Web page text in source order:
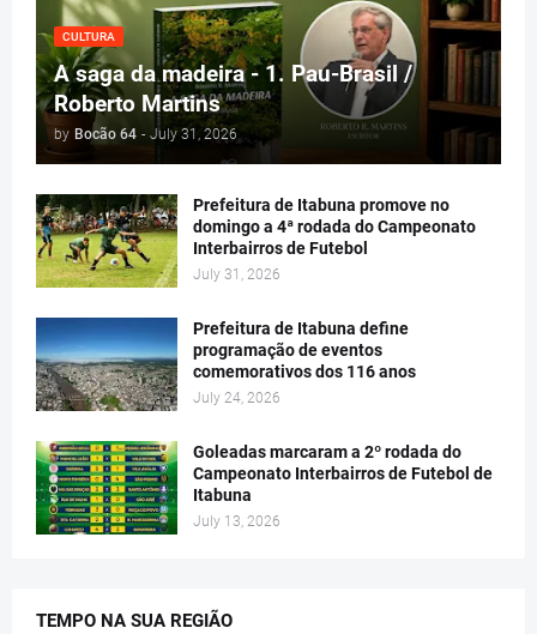
CULTURA
A saga da madeira - 1. Pau-Brasil /
Roberto Martins
by Bocão 64 - July 31, 2026
Prefeitura de Itabuna promove no
domingo a 4ª rodada do Campeonato
Interbairros de Futebol
July 31, 2026
Prefeitura de Itabuna define
programação de eventos
comemorativos dos 116 anos
July 24, 2026
Goleadas marcaram a 2º rodada do
Campeonato Interbairros de Futebol de
Itabuna
July 13, 2026
TEMPO NA SUA REGIÃO